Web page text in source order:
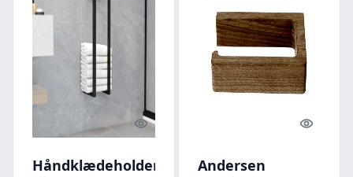
Quick look
Håndklædeholder
Quick
Andersen